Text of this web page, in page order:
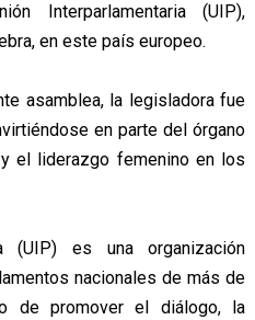
Interparlamentaria (UIP),
en este país europeo.
asamblea, la legisladora fue
en parte del órgano
el liderazgo femenino en los
(UIP) es una organización
nacionales de más de
de promover el diálogo, la